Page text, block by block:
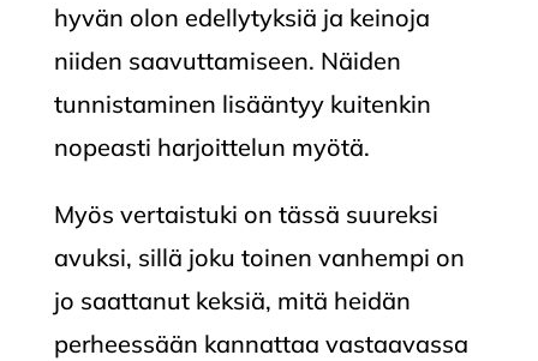
hyvän olon edellytyksiä ja keinoja
niiden saavuttamiseen. Näiden
tunnistaminen lisääntyy kuitenkin
nopeasti harjoittelun myötä.
Myös vertaistuki on tässä suureksi
avuksi, sillä joku toinen vanhempi on
jo saattanut keksiä, mitä heidän
perheessään kannattaa vastaavassa